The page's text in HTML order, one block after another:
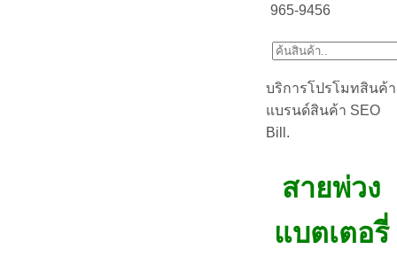
965-9456
บริการโปรโมทสินค้า
แบรนด์สินค้า SEO
Bill.
สายพ่วง
แบตเตอรี่